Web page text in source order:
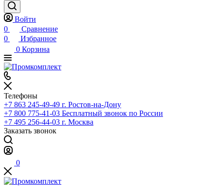
Войти
0
Сравнение
0
Избранное
0 Корзина
Телефоны
+7 863 245-49-49 г. Ростов-на-Дону
+7 800 775-41-03 Бесплатный звонок по России
+7 495 256-44-03 г. Москва
Заказать звонок
0